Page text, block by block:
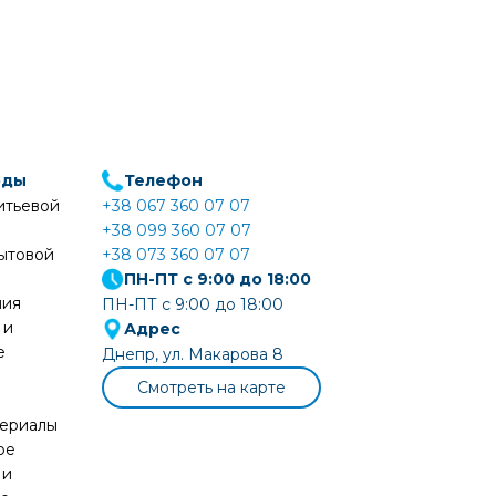
Телефон
+38 067 360 07 07
+38 099 360 07 07
+38 073 360 07 07
ПН-ПТ с 9:00 до 18:00
ПН-ПТ с 9:00 до 18:00
Адрес
Днепр, ул. Макарова 8
Смотреть на карте